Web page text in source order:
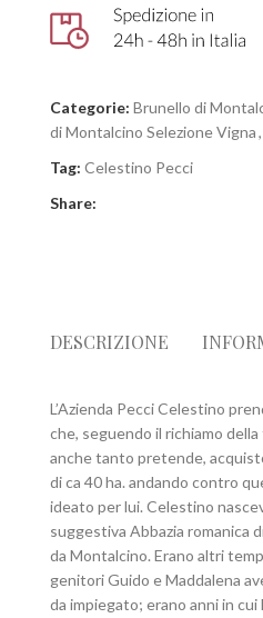
Categorie: Brunello di
di Montalcino Selezione Vigna,
Tag: Celestino Pecci
Share:
DESCRIZIONE
L’Azienda Pecci Celestino
che, seguendo il richiamo
anche tanto pretende,
di ca 40 ha. andando contro
ideato per lui. Celestino
suggestiva Abbazia romanica
da Montalcino. Erano altri
genitori Guido e Maddalena
da impiegato; erano anni in